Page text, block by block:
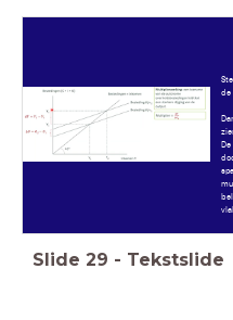
de
Slide 29 - Tekstslide